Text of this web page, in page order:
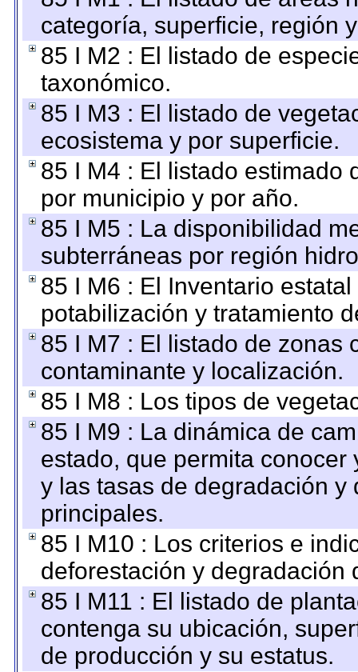
categoría, superficie, región
85 I M2 : El listado de
taxonómico.
85 I M3 : El listado de
ecosistema y por superficie.
85 I M4 : El listado estimado
por municipio y por año.
85 I M5 : La disponibilidad
subterráneas por región
85 I M6 : El Inventario
potabilización y tratamiento
85 I M7 : El listado de zonas
contaminante y localización.
85 I M8 : Los tipos de
85 I M9 : La dinámica de
estado, que permita
y las tasas de degradación
principales.
85 I M10 : Los criterios e
deforestación y degradación
85 I M11 : El listado de
contenga su ubicación,
de producción y su estatus.